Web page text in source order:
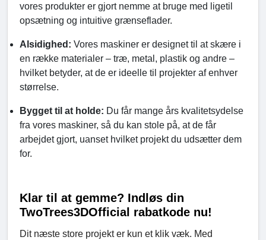
vores produkter er gjort nemme at bruge med ligetil
opsætning og intuitive grænseflader.
Alsidighed: Vores maskiner er designet til at skære i
en række materialer – træ, metal, plastik og andre –
hvilket betyder, at de er ideelle til projekter af enhver
størrelse.
Bygget til at holde: Du får mange års kvalitetsydelse
fra vores maskiner, så du kan stole på, at de får
arbejdet gjort, uanset hvilket projekt du udsætter dem
for.
Klar til at gemme? Indløs din
TwoTrees3DOfficial rabatkode nu!
Dit næste store projekt er kun et klik væk. Med